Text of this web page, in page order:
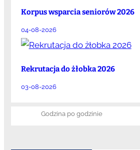
Korpus wsparcia seniorów 2026
04-08-2026
Rekrutacja do żłobka 2026
03-08-2026
Godzina po godzinie